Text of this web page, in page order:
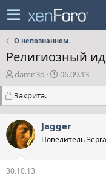
О непознанном...
Религиозный
А
т
о
р
т
е
м
и
damn3d
Д
а
т
в
р
06.09.13
Закрита.
Jagger
Повелитель Зерга
30.10.13